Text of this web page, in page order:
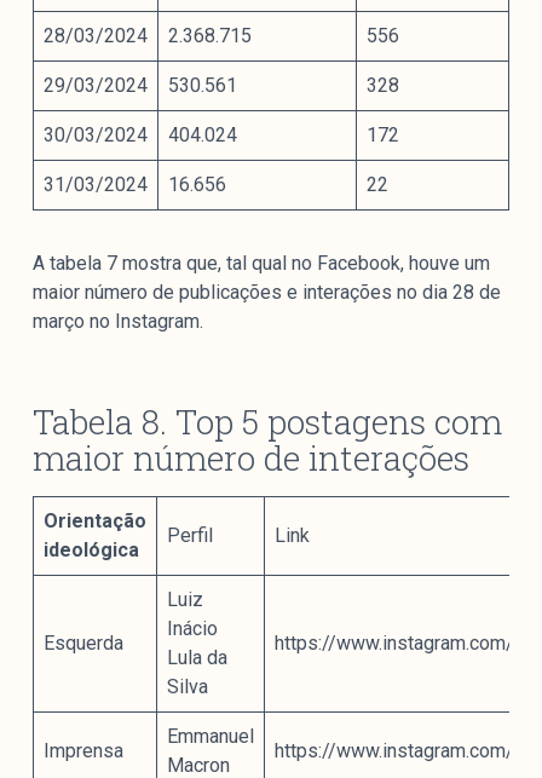
28/03/2024 2.368.715 556
29/03/2024 530.561 328
30/03/2024 404.024 172
31/03/2024 16.656 22
A tabela 7 mostra que, tal qual no Facebook, houve um
maior número de publicações e interações no dia 28 de
março no Instagram.
Tabela 8. Top 5 postagens com
maior número de interações
Orientação
ideológica
Perfil Link
Esquerda
Luiz
Inácio
Lula da
Silva
https://www.instagram.com/p/
Imprensa
Emmanuel
Macron
https://www.instagram.com/p/